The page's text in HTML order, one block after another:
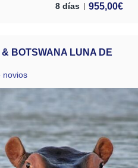
8 días 955,00€
BOTSWANA LUNA DE
novios